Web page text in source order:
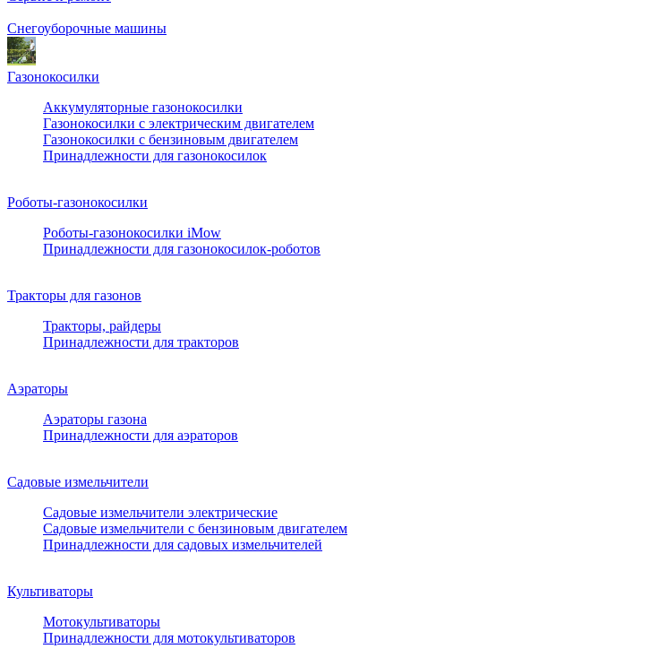
Снегоуборочные машины
Газонокосилки
Аккумуляторные газонокосилки
Газонокосилки с электрическим двигателем
Газонокосилки с бензиновым двигателем
Принадлежности для газонокосилок
Роботы-газонокосилки
Роботы-газонокосилки iMow
Принадлежности для газонокосилок-роботов
Тракторы для газонов
Тракторы, райдеры
Принадлежности для тракторов
Аэраторы
Аэраторы газона
Принадлежности для аэраторов
Садовые измельчители
Садовые измельчители электрические
Садовые измельчители с бензиновым двигателем
Принадлежности для садовых измельчителей
Культиваторы
Мотокультиваторы
Принадлежности для мотокультиваторов